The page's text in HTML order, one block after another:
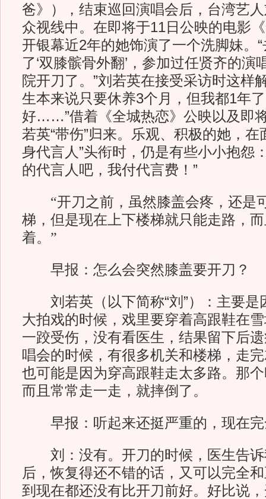
爸》），结束巡回演唱会后，台湾艺
众视线中。在即将于11日公映的电影
开银幕近2年的她饰演了一个洗脚妹。
了‘双膝髌骨外翻’，参加过任贤齐的演
院开刀了。”刘若英在接受采访时这样
生本来说只要休养3个月，但我都1年
好……”借着《全城热恋》公映以及即
若英“带伤”归来。乐观、积极的她，在
身代言人”头衔时，仍是有些小小抱怨
的代言人吧，我付代言费！”
“开刀之前，虽然膝盖会疼，还是
梯，但是现在上下楼梯就只能走路，
着。”
早报：怎么会突然膝盖要开刀？
刘若英（以下简称“刘”）：主要是
大拍戏的时候，戏里要穿着高跟鞋在
一跤受伤，没有看医生，结果留下后
唱会的时候，有很多机关和楼梯，走
也可能是因为穿高跟鞋走太多路。那
而且常常走一走，就摔倒了。
早报：听起来还挺严重的，现在完
刘：没有。开刀的时候，医生告诉
后，恢复得还不错的话，又可以完全
到现在都还没有比开刀前好。好比说